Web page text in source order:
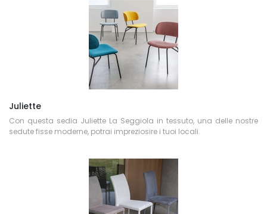
Juliette
Con questa sedia Juliette La Seggiola in tessuto, una delle nostre
sedute fisse moderne, potrai impreziosire i tuoi locali.